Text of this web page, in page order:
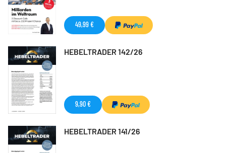
49,99 €
HEBELTRADER 142/26
9,90 €
HEBELTRADER 141/26